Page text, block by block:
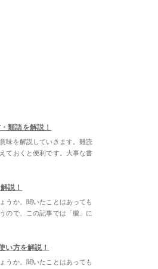
類語を解説！
味を解説していきます。難読
ておくと便利です。大事な書
説！
うか。聞いたことはあっても
ので、この記事では「朧」に
い方を解説！
うか。聞いたことはあっても